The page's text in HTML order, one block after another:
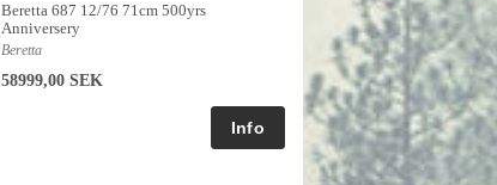
Beretta 687 12/76 71cm 500yrs
Anniversery
Beretta
58999,00 SEK